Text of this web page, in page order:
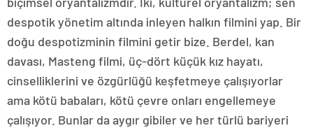
despotik yönetim altında inleyen halkın filmini yap. Bir
doğu despotizminin filmini getir bize. Berdel, kan
davası, Masteng filmi, üç-dört küçük kız hayatı,
cinselliklerini ve özgürlüğü keşfetmeye çalışıyorlar
ama kötü babaları, kötü çevre onları engellemeye
çalışıyor. Bunlar da aygır gibiler ve her türlü bariyeri